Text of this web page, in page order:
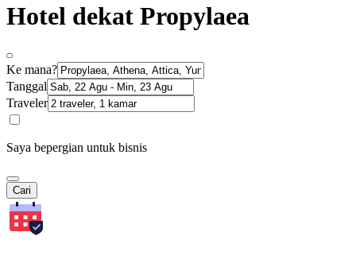
Hotel dekat Propylaea
Ke mana?
Tanggal
Traveler
Saya bepergian untuk bisnis
Cari